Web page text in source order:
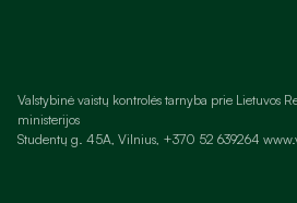
Valstybinė vaistų kontrolės tarnyba prie Lietuvos
ministerijos
Studentų g. 45A, Vilnius, +370 52 639264